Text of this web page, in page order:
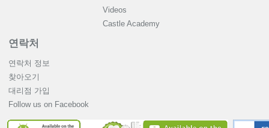
Videos
Castle Academy
연락처
연락처 정보
찾아오기
대리점 가입
Follow us on Facebook